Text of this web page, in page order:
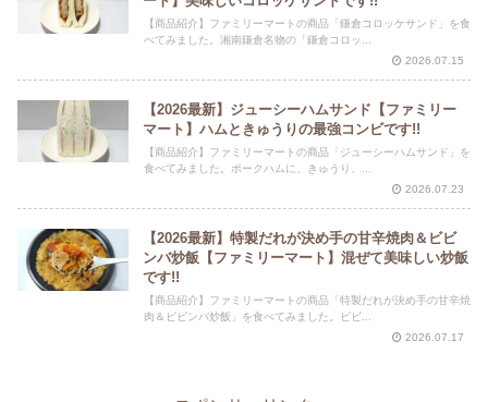
【商品紹介】ファミリーマートの商品「鎌倉コロッケサンド」を食
べてみました。湘南鎌倉名物の「鎌倉コロッ...
2026.07.15
【2026最新】ジューシーハムサンド【ファミリー
マート】ハムときゅうりの最強コンビです!!
【商品紹介】ファミリーマートの商品「ジューシーハムサンド」を
食べてみました。ポークハムに、きゅうり、...
2026.07.23
【2026最新】特製だれが決め手の甘辛焼肉＆ビビ
ンバ炒飯【ファミリーマート】混ぜて美味しい炒飯
です!!
【商品紹介】ファミリーマートの商品「特製だれが決め手の甘辛焼
肉＆ビビンバ炒飯」を食べてみました。ビビ...
2026.07.17